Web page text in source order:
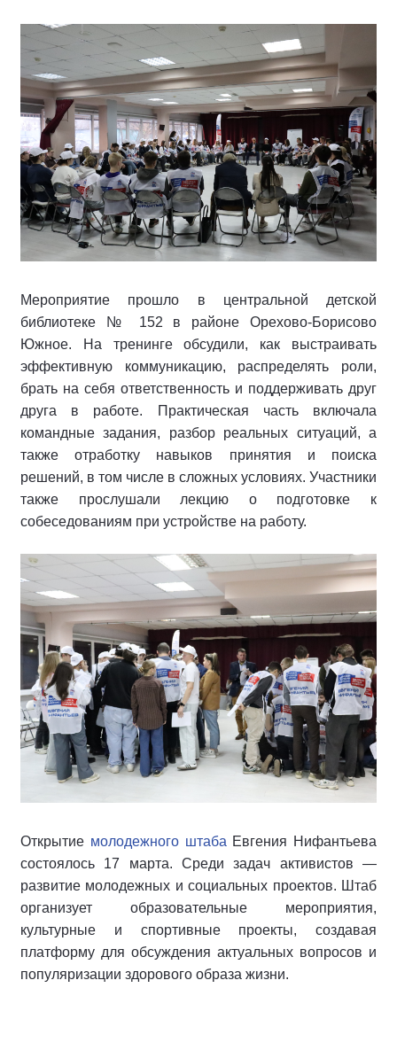
Мероприятие прошло в центральной детской
библиотеке № 152 в районе Орехово-Борисово
Южное.
На тренинге обсудили, как выстраивать
эффективную коммуникацию, распределять роли,
брать на себя ответственность и поддерживать друг
друга в работе. Практическая часть включала
командные задания, разбор реальных ситуаций, а
также отработку навыков принятия и поиска
решений, в том числе в сложных условиях. Участники
также прослушали лекцию о подготовке к
собеседованиям при устройстве на работу.
Открытие молодежного штаба Евгения Нифантьева
состоялось 17 марта. Среди задач активистов —
развитие молодежных и социальных проектов. Штаб
организует образовательные мероприятия,
культурные и спортивные проекты, создавая
платформу для обсуждения актуальных вопросов и
популяризации здорового образа жизни.